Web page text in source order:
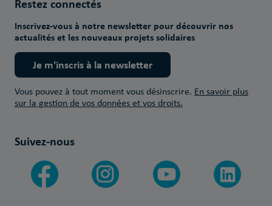
Restez connectés
Inscrivez-vous à notre newsletter pour découvrir nos
actualités et les nouveaux projets solidaires
Je m'inscris à la newsletter
Vous pouvez à tout moment vous désinscrire. En savoir plus
sur la gestion de vos données et vos droits.
Suivez-nous